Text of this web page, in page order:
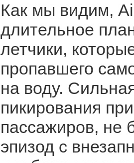
Как мы видим,
длительное
летчики,
пропавшего
на воду.
пикирования
пассажиров, не
эпизод с